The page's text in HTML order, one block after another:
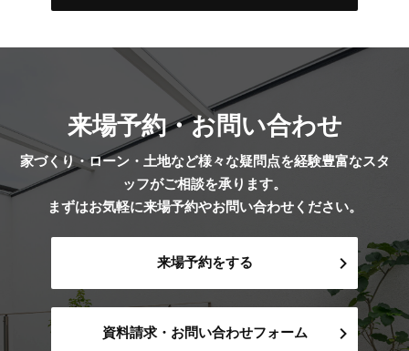
来場予約・お問い合わせ
家づくり・ローン・土地など様々な疑問点を経験豊富なスタ
ッフがご相談を承ります。
まずはお気軽に来場予約やお問い合わせください。
来場予約をする
資料請求・お問い合わせフォーム